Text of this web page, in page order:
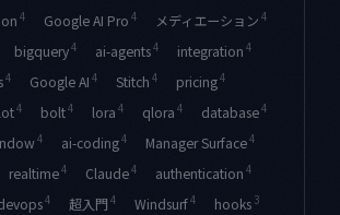
4 Google AI Pro 4 メディエーション 4
bigquery4 ai-agents4 integration 4
4 Google AI 4 Stitch 4 pricing4
4 bolt4 lora 4 qlora 4 database4
4 ai-coding4 Manager Surface4
realtime4 Claude4 authentication 4
4 超入門 4 Windsurf4 hooks 3